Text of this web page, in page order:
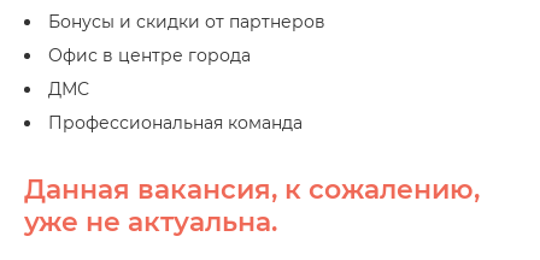
Бонусы и скидки от партнеров
Офис в центре города
ДМС
Профессиональная команда
Данная вакансия, к сожалению,
уже не актуальна.